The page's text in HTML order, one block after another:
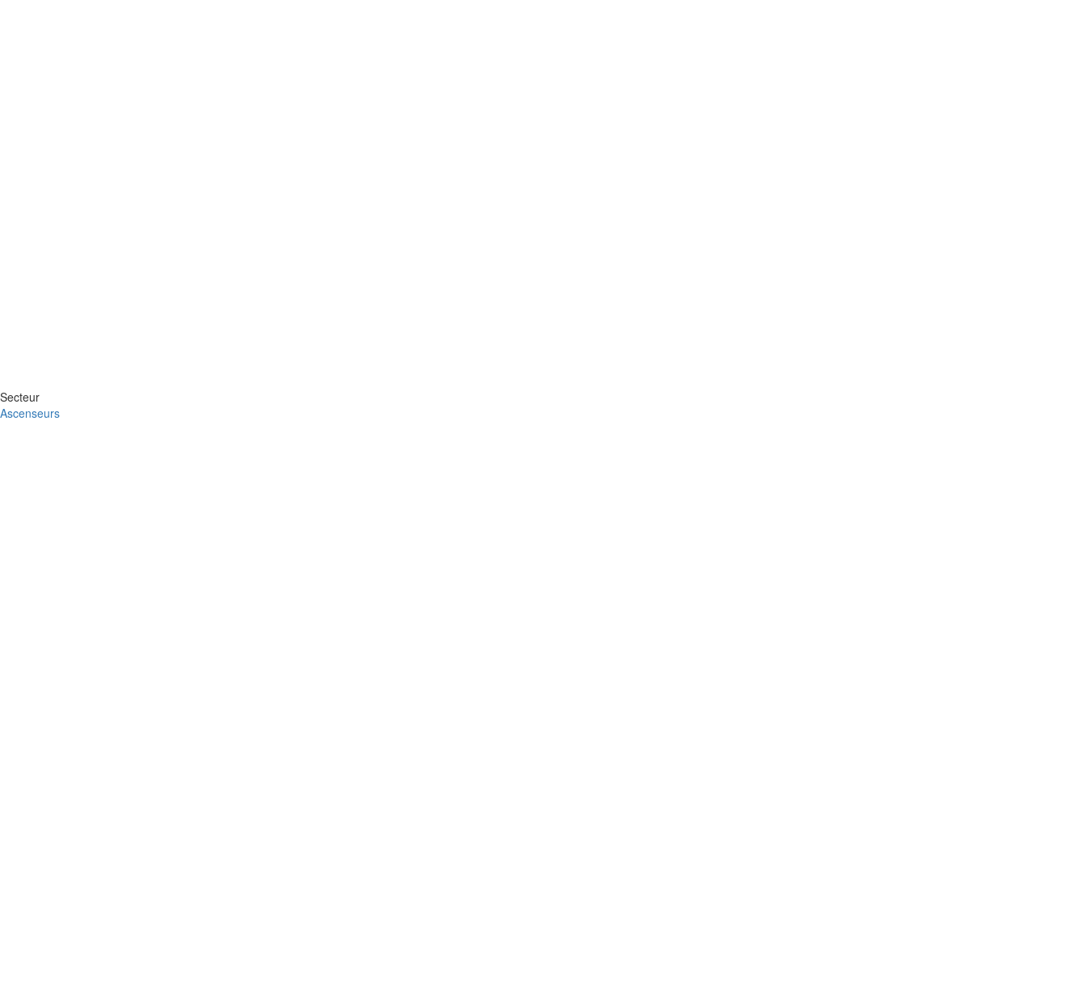
Secteur
Ascenseurs